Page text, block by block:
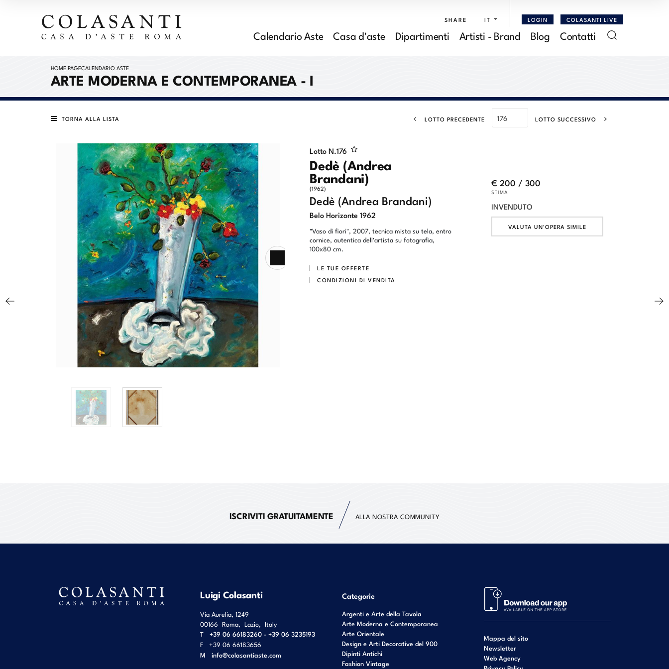
SHARE IT LOGIN COLASANTI LIVE
Calendario Aste Casa d'aste Dipartimenti Artisti - Brand Blog Contatti
HOME PAGECALENDARIO ASTE
ARTE MODERNA E CONTEMPORANEA - I
TORNA ALLA LISTA LOTTO PRECEDENTE LOTTO SUCCESSIVO
Lotto N.176
Dedè (Andrea
Brandani)
(1962)
Dedè (Andrea Brandani)
Belo Horizonte 1962
"Vaso di fiori", 2007, tecnica mista su tela, entro
cornice, autentica dell'artista su fotografia,
100x80 cm.
LE TUE OFFERTE
CONDIZIONI DI VENDITA
€ 200 / 300
STIMA
INVENDUTO
VALUTA UN'OPERA SIMILE
ISCRIVITI GRATUITAMENTE ALLA NOSTRA COMMUNITY
Luigi Colasanti
Via Aurelia, 1249
00166 Roma, Lazio, Italy
T
+39 06 66183260 - +39 06 3235193
F
+39 06 66183656
M info@colasantiaste.com
Categorie
Argenti e Arte della Tavola
Arte Moderna e Contemporanea
Arte Orientale
Design e Arti Decorative del 900
Dipinti Antichi
Fashion Vintage
Mappa del sito
Newsletter
Web Agency